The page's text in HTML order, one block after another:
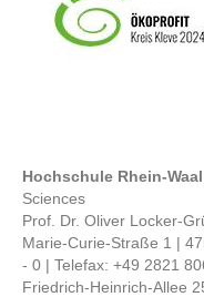
Hochschule Rhein-Waal
Sciences
Prof. Dr. Oliver Locker-
Marie-Curie-Straße 1 |
- 0 | Telefax: +49 2821
Friedrich-Heinrich-Allee